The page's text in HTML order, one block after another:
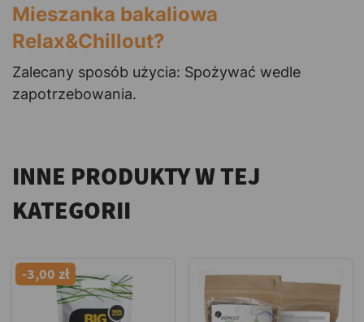
Mieszanka bakaliowa
Relax&Chillout?
Zalecany sposób użycia: Spożywać wedle
zapotrzebowania.
INNE PRODUKTY W TEJ
KATEGORII
-3,00 zł